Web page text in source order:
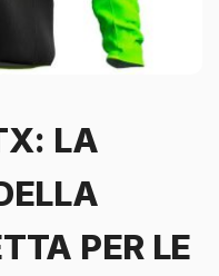
LA
PER LE